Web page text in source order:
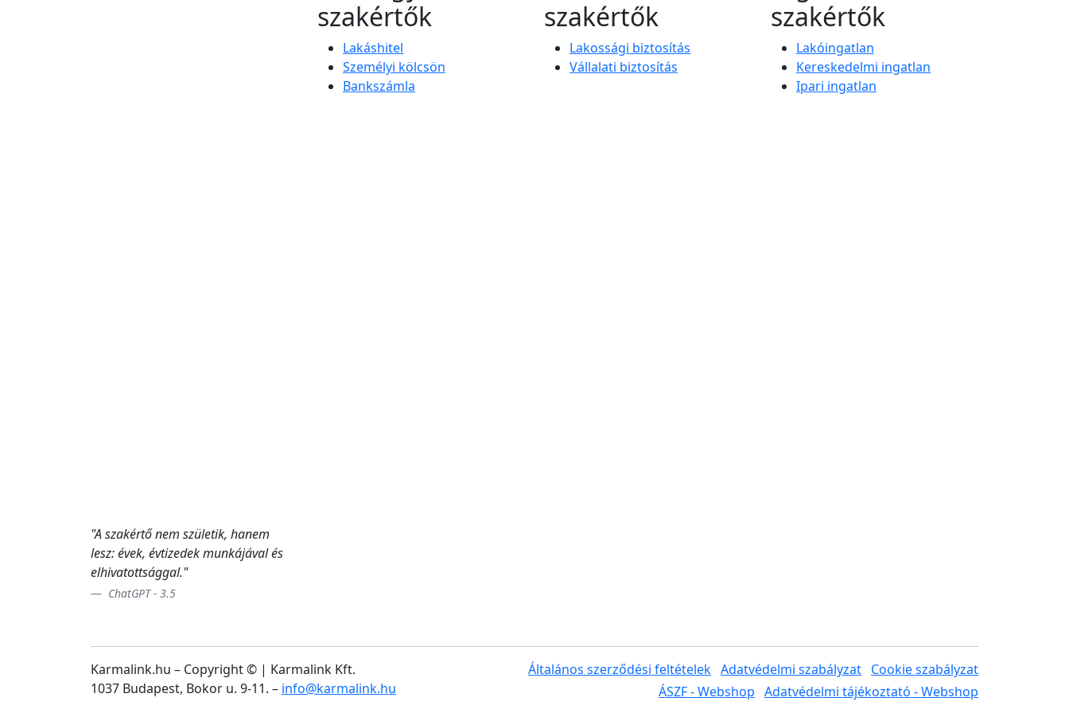
"A szakértő nem születik, hanem
lesz: évek, évtizedek munkájával és
elhivatottsággal."
ChatGPT - 3.5
szakértők
Lakáshitel
Személyi kölcsön
Bankszámla
szakértők
Lakossági biztosítás
Vállalati biztosítás
szakértők
Lakóingatlan
Kereskedelmi ingatlan
Ipari ingatlan
Karmalink.hu – Copyright © | Karmalink Kft.
1037 Budapest, Bokor u. 9-11. – info@karmalink.hu
Általános szerződési feltételek Adatvédelmi szabályzat Cookie szabályzat
ÁSZF - Webshop Adatvédelmi tájékoztató - Webshop